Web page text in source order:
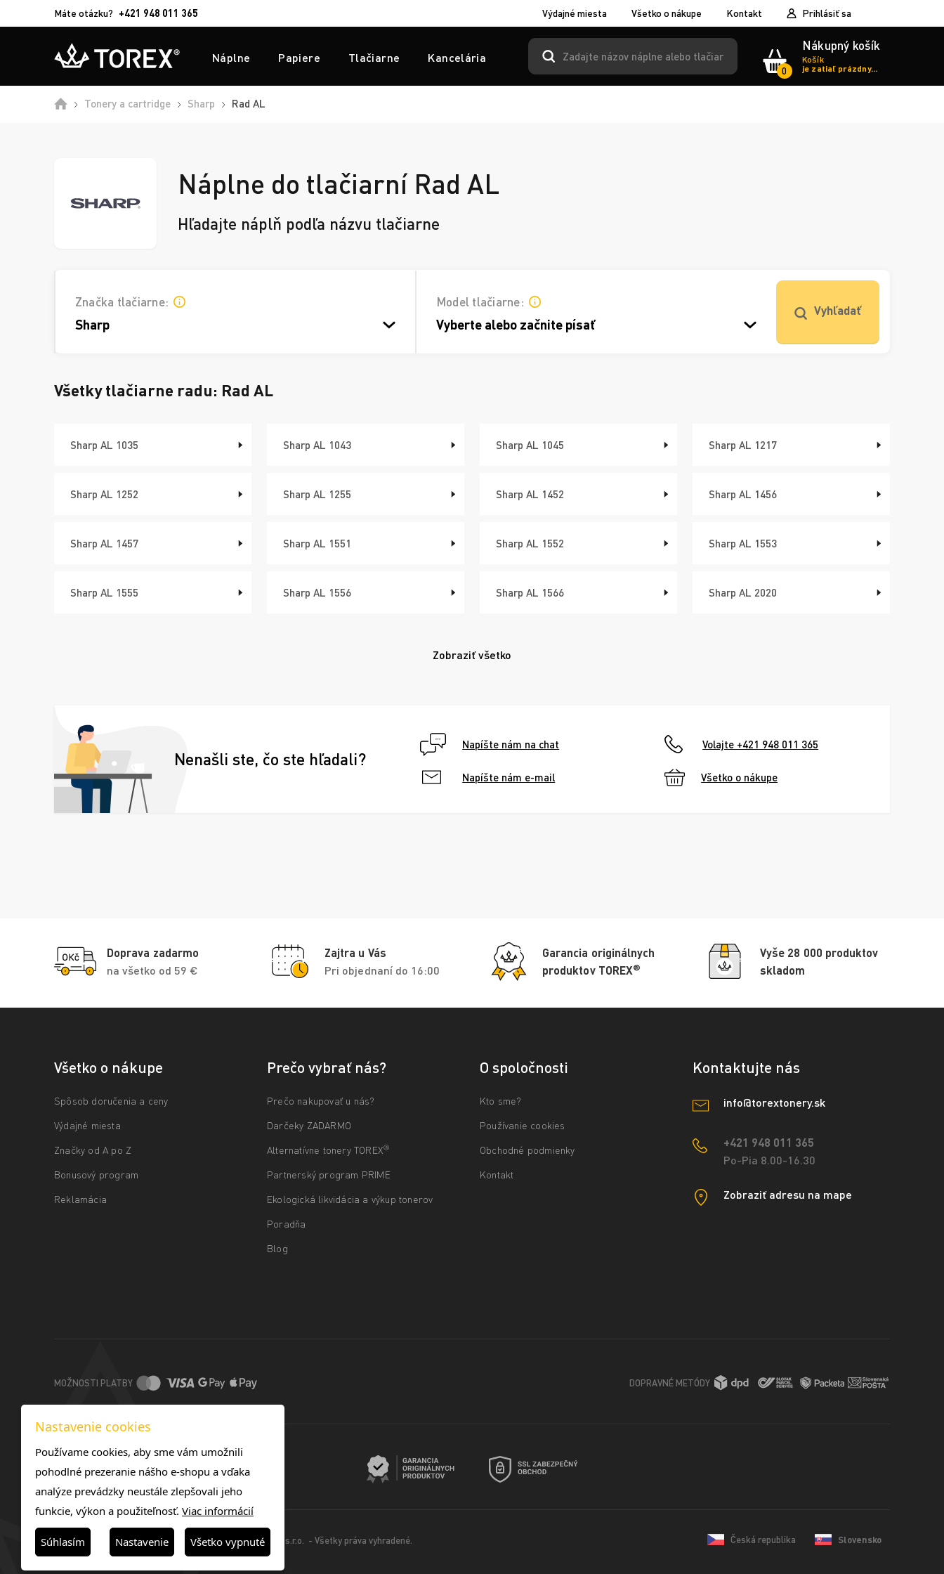
Máte otázku? +421 948 011 365 Výdajné miesta Všetko o nákupe Kontakt Prihlásiť sa
Náplne Papiere Tlačiarne Kancelária
0
Nákupný košík
Košík
je zatiaľ prázdny...
DomůTonery a cartridge Sharp Rad AL
Náplne do tlačiarní Rad AL
Hľadajte náplň podľa názvu tlačiarne
Značka tlačiarne:
Sharp
Model tlačiarne:
Vyberte alebo začnite písať
Vyhľadať
Všetky tlačiarne radu: Rad AL
Sharp AL 1035 Sharp AL 1043 Sharp AL 1045 Sharp AL 1217
Sharp AL 1252 Sharp AL 1255 Sharp AL 1452 Sharp AL 1456
Sharp AL 1457 Sharp AL 1551 Sharp AL 1552 Sharp AL 1553
Sharp AL 1555 Sharp AL 1556 Sharp AL 1566 Sharp AL 2020
Zobraziť všetko
Nenašli ste, čo ste hľadali?
Napíšte nám na chat Volajte +421 948 011 365
Napíšte nám e-mail Všetko o nákupe
Doprava zadarmo
na všetko od 59 €
Zajtra u Vás
Pri objednaní do 16:00
Garancia originálnych
produktov TOREX®
Vyše 28 000 produktov
skladom
Všetko o nákupe
Spôsob doručenia a ceny
Výdajné miesta
Značky od A po Z
Bonusový program
Reklamácia
Prečo vybrať nás?
Prečo nakupovať u nás?
Darčeky ZADARMO
Alternatívne tonery TOREX®
Partnerský program PRIME
Ekologická likvidácia a výkup tonerov
Poradňa
Blog
O spoločnosti
Kto sme?
Používanie cookies
Obchodné podmienky
Kontakt
Kontaktujte nás
info@torextonery.sk
+421 948 011 365
Po-Pia 8.00-16.30
Zobraziť adresu na mape
MOŽNOSTI PLATBY DOPRAVNÉ METÓDY
© 2025 -TOREX TONERS SK s.r.o. - Všetky práva vyhradené. Česká republika Slovensko
Nastavenie cookies
Používame cookies, aby sme vám umožnili
pohodlné prezeranie nášho e-shopu a vďaka
analýze prevádzky neustále zlepšovali jeho
funkcie, výkon a použiteľnosť. Viac informácií
Súhlasím Nastavenie Všetko vypnuté